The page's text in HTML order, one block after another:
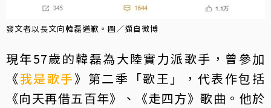
發文者以長文向韓磊道歉。圖／擷自微博
現年57歲的韓磊為大陸實力派歌手，曾參加
《我是歌手》第二季「歌王」，代表作包括
《向天再借五百年》、《走四方》歌曲。他於